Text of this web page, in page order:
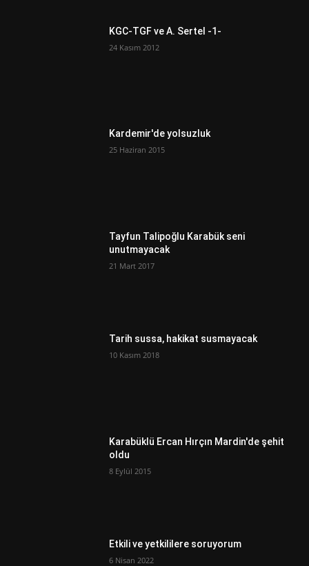
KGC-TGF ve A. Sertel -1-
24 Kasım 2012
Kardemir'de yolsuzluk
25 Haziran 2015
Tayfun Talipoğlu Karabük seni
unutmayacak
21 Mart 2017
Tarih sussa, hakikat susmayacak
10 Kasım 2018
Karabüklü Ercan Hırçın Mardin'de şehit
oldu
8 Eylül 2015
Etkili ve yetkililere soruyorum
6 Nisan 2022